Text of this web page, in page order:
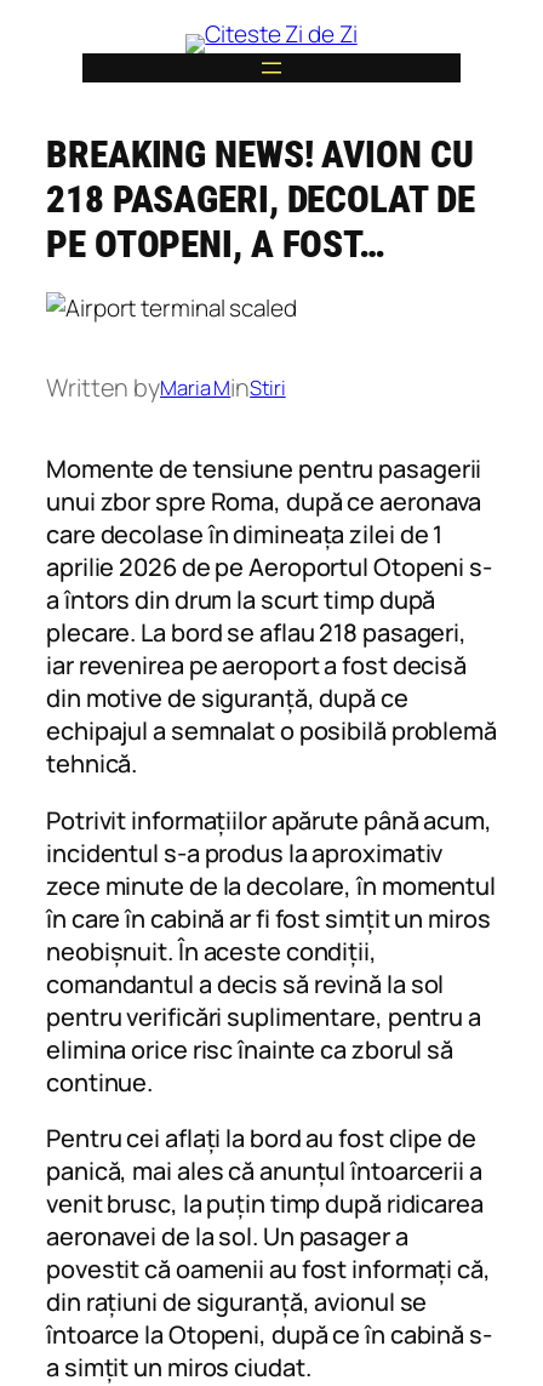
content
BREAKING NEWS! AVION CU
218 PASAGERI, DECOLAT DE
PE OTOPENI, A FOST…
Written byMaria MinStiri
Momente de tensiune pentru pasagerii
unui zbor spre Roma, după ce aeronava
care decolase în dimineața zilei de 1
aprilie 2026 de pe Aeroportul Otopeni s-
a întors din drum la scurt timp după
plecare. La bord se aflau 218 pasageri,
iar revenirea pe aeroport a fost decisă
din motive de siguranță, după ce
echipajul a semnalat o posibilă problemă
tehnică.
Potrivit informațiilor apărute până acum,
incidentul s-a produs la aproximativ
zece minute de la decolare, în momentul
în care în cabină ar fi fost simțit un miros
neobișnuit. În aceste condiții,
comandantul a decis să revină la sol
pentru verificări suplimentare, pentru a
elimina orice risc înainte ca zborul să
continue.
Pentru cei aflați la bord au fost clipe de
panică, mai ales că anunțul întoarcerii a
venit brusc, la puțin timp după ridicarea
aeronavei de la sol. Un pasager a
povestit că oamenii au fost informați că,
din rațiuni de siguranță, avionul se
întoarce la Otopeni, după ce în cabină s-
a simțit un miros ciudat.
6